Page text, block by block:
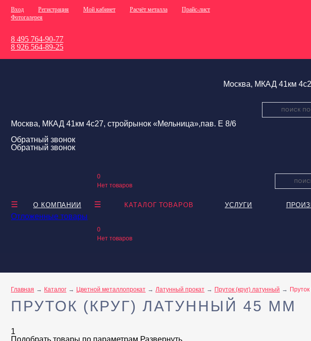
Вход Регистрация Мой кабинет Расчёт металла
Прайс-лист
Фотогалерея
8 495 764-90-77
8 926 564-89-25
Москва, МКАД 41км
Москва, МКАД 41км 4с27, стройрынок «Мельница»,пав. Е 8/6
Обратный звонок
Обратный звонок
0
Нет товаров
О КОМПАНИИ КАТАЛОГ ТОВАРОВ УСЛУГИ
Отложенные товары
0
Нет товаров
Главная Каталог Цветной металлопрокат Латунный прокат Пруток (круг) латунный
ПРУТОК (КРУГ) ЛАТУННЫЙ 45 ММ
1
Подобрать товары по параметрам Развернуть